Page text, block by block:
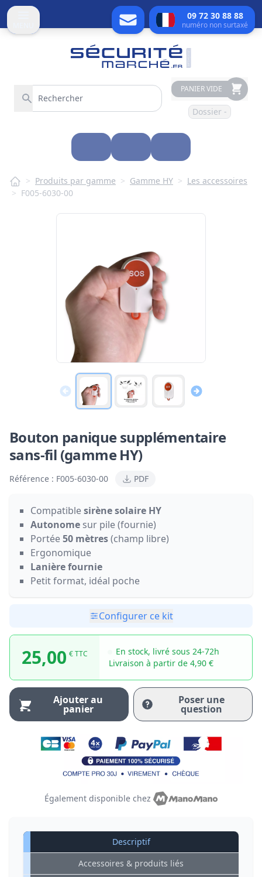
09 72 30 88 88
numéro non surtaxé
PANIER VIDE
Dossier -
> Produits par gamme > Gamme HY > Les accessoires
> F005-6030-00
Bouton panique supplémentaire
sans-fil (gamme HY)
Référence : F005-6030-00 PDF
Compatiblesirène solaire HY
Autonome sur pile (fournie)
Portée50 mètres(champ libre)
Ergonomique
Lanière fournie
Petit format, idéal poche
Configurer ce kit
25,00 € TTC
En stock, livré sous 24-72h
Livraison à partir de 4,90 €
Ajouter au
panier
Poser une
question
Également disponible chez
Descriptif
Accessoires & produits liés